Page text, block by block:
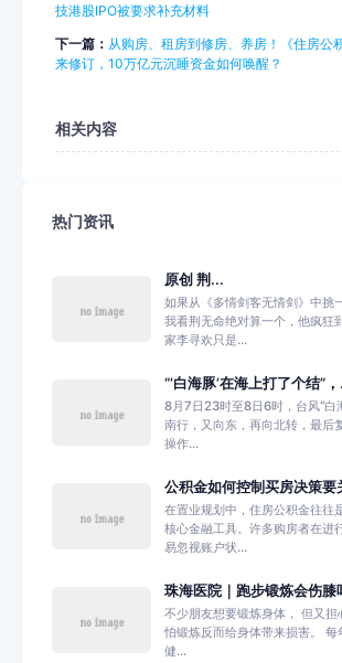
技港股IPO被要求补充材料
下一篇： 从购房、租房到修房、养房！《住房公
来修订，10万亿元沉睡资金如何唤醒？
相关内容
热门资讯
原创 荆...
如果从《多情剑客无情剑》中挑
我看荆无命绝对算一个，他疯狂
家李寻欢只是...
“‘白海豚’在海上打了个结”
8月7日23时至8日6时，台风“白
南行，又向东，再向北转，最后
操作...
公积金如何控制买房决策要
在置业规划中，住房公积金往往
核心金融工具。许多购房者在进
易忽视账户状...
珠海医院｜跑步锻炼会伤膝
不少朋友想要锻炼身体， 但又担
怕锻炼反而给身体带来损害。 每
健...